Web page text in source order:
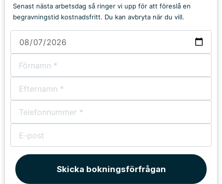
Senast nästa arbetsdag så ringer vi upp för att föreslå en
begravningstid kostnadsfritt. Du kan avbryta när du vill.
Skicka bokningsförfrågan